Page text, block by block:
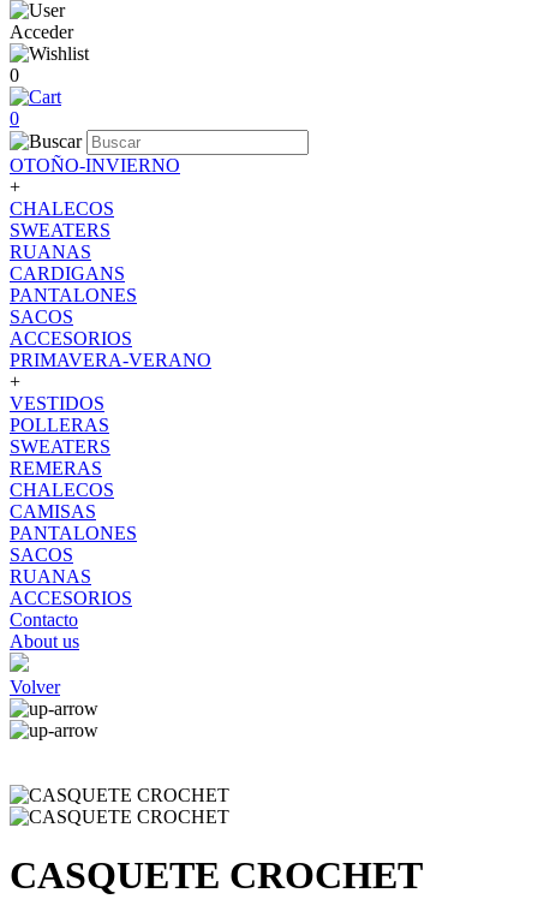
Acceder
0
0
OTOÑO-INVIERNO
+
CHALECOS
SWEATERS
RUANAS
CARDIGANS
PANTALONES
SACOS
ACCESORIOS
PRIMAVERA-VERANO
+
VESTIDOS
POLLERAS
SWEATERS
REMERAS
CHALECOS
CAMISAS
PANTALONES
SACOS
RUANAS
ACCESORIOS
Contacto
About us
Volver
CASQUETE CROCHET